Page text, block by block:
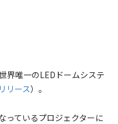
界唯一のLEDドームシステ
リース）。
っているプロジェクターに